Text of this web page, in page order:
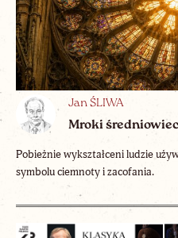
Jan ŚLIWA
Mroki
Pobieżnie wykształceni ludzie
symbolu ciemnoty i zacofania.